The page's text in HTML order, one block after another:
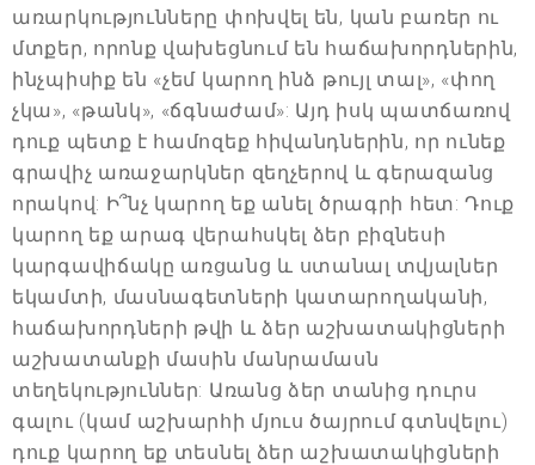
առարկությունները փոխվել են, կան բառեր ու
մտքեր, որոնք վախեցնում են հաճախորդներին,
ինչպիսիք են «չեմ կարող ինձ թույլ տալ», «փող
չկա», «թանկ», «ճգնաժամ»: Այդ իսկ պատճառով
դուք պետք է համոզեք հիվանդներին, որ ունեք
գրավիչ առաջարկներ զեղչերով և գերազանց
որակով: Ի՞նչ կարող եք անել ծրագրի հետ: Դուք
կարող եք արագ վերահսկել ձեր բիզնեսի
կարգավիճակը առցանց և ստանալ տվյալներ
եկամտի, մասնագետների կատարողականի,
հաճախորդների թվի և ձեր աշխատակիցների
աշխատանքի մասին մանրամասն
տեղեկություններ: Առանց ձեր տանից դուրս
գալու (կամ աշխարհի մյուս ծայրում գտնվելու)
դուք կարող եք տեսնել ձեր աշխատակիցների